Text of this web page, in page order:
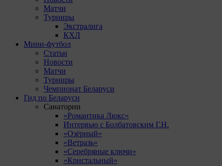
Матчи
Турниры
Экстралига
КХЛ
Мини-футбол
Статьи
Новости
Матчи
Турниры
Чемпионат Беларуси
Гид по Беларуси
Санатории
«Романтика Люкс»
Интервью с Болбатовским Г.Н.
«Озёрный»
«Ветразь»
«Серебряные ключи»
«Кристальный»